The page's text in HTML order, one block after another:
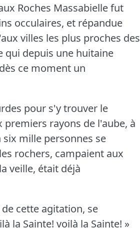
Roches Massabielle fut
occulaires, et répandue
villes les plus proches des
qui depuis une huitaine
ce moment un
pour s'y trouver le
rayons de l'aube, à
mille personnes se
rochers, campaient aux
veille, était déjà
cette agitation, se
la Sainte! voilà la Sainte! »